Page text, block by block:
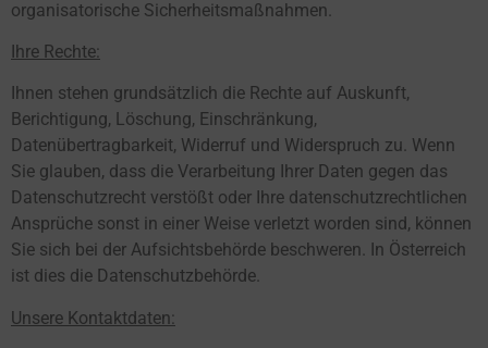
organisatorische Sicherheitsmaßnahmen.
Ihre Rechte:
Ihnen stehen grundsätzlich die Rechte auf Auskunft,
Berichtigung, Löschung, Einschränkung,
Datenübertragbarkeit, Widerruf und Widerspruch zu. Wenn
Sie glauben, dass die Verarbeitung Ihrer Daten gegen das
Datenschutzrecht verstößt oder Ihre datenschutzrechtlichen
Ansprüche sonst in einer Weise verletzt worden sind, können
Sie sich bei der Aufsichtsbehörde beschweren. In Österreich
ist dies die Datenschutzbehörde.
Unsere Kontaktdaten: